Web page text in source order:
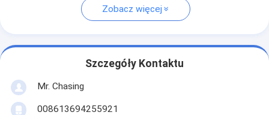
Zobacz więcej
Szczegóły Kontaktu
Mr. Chasing
008613694255921